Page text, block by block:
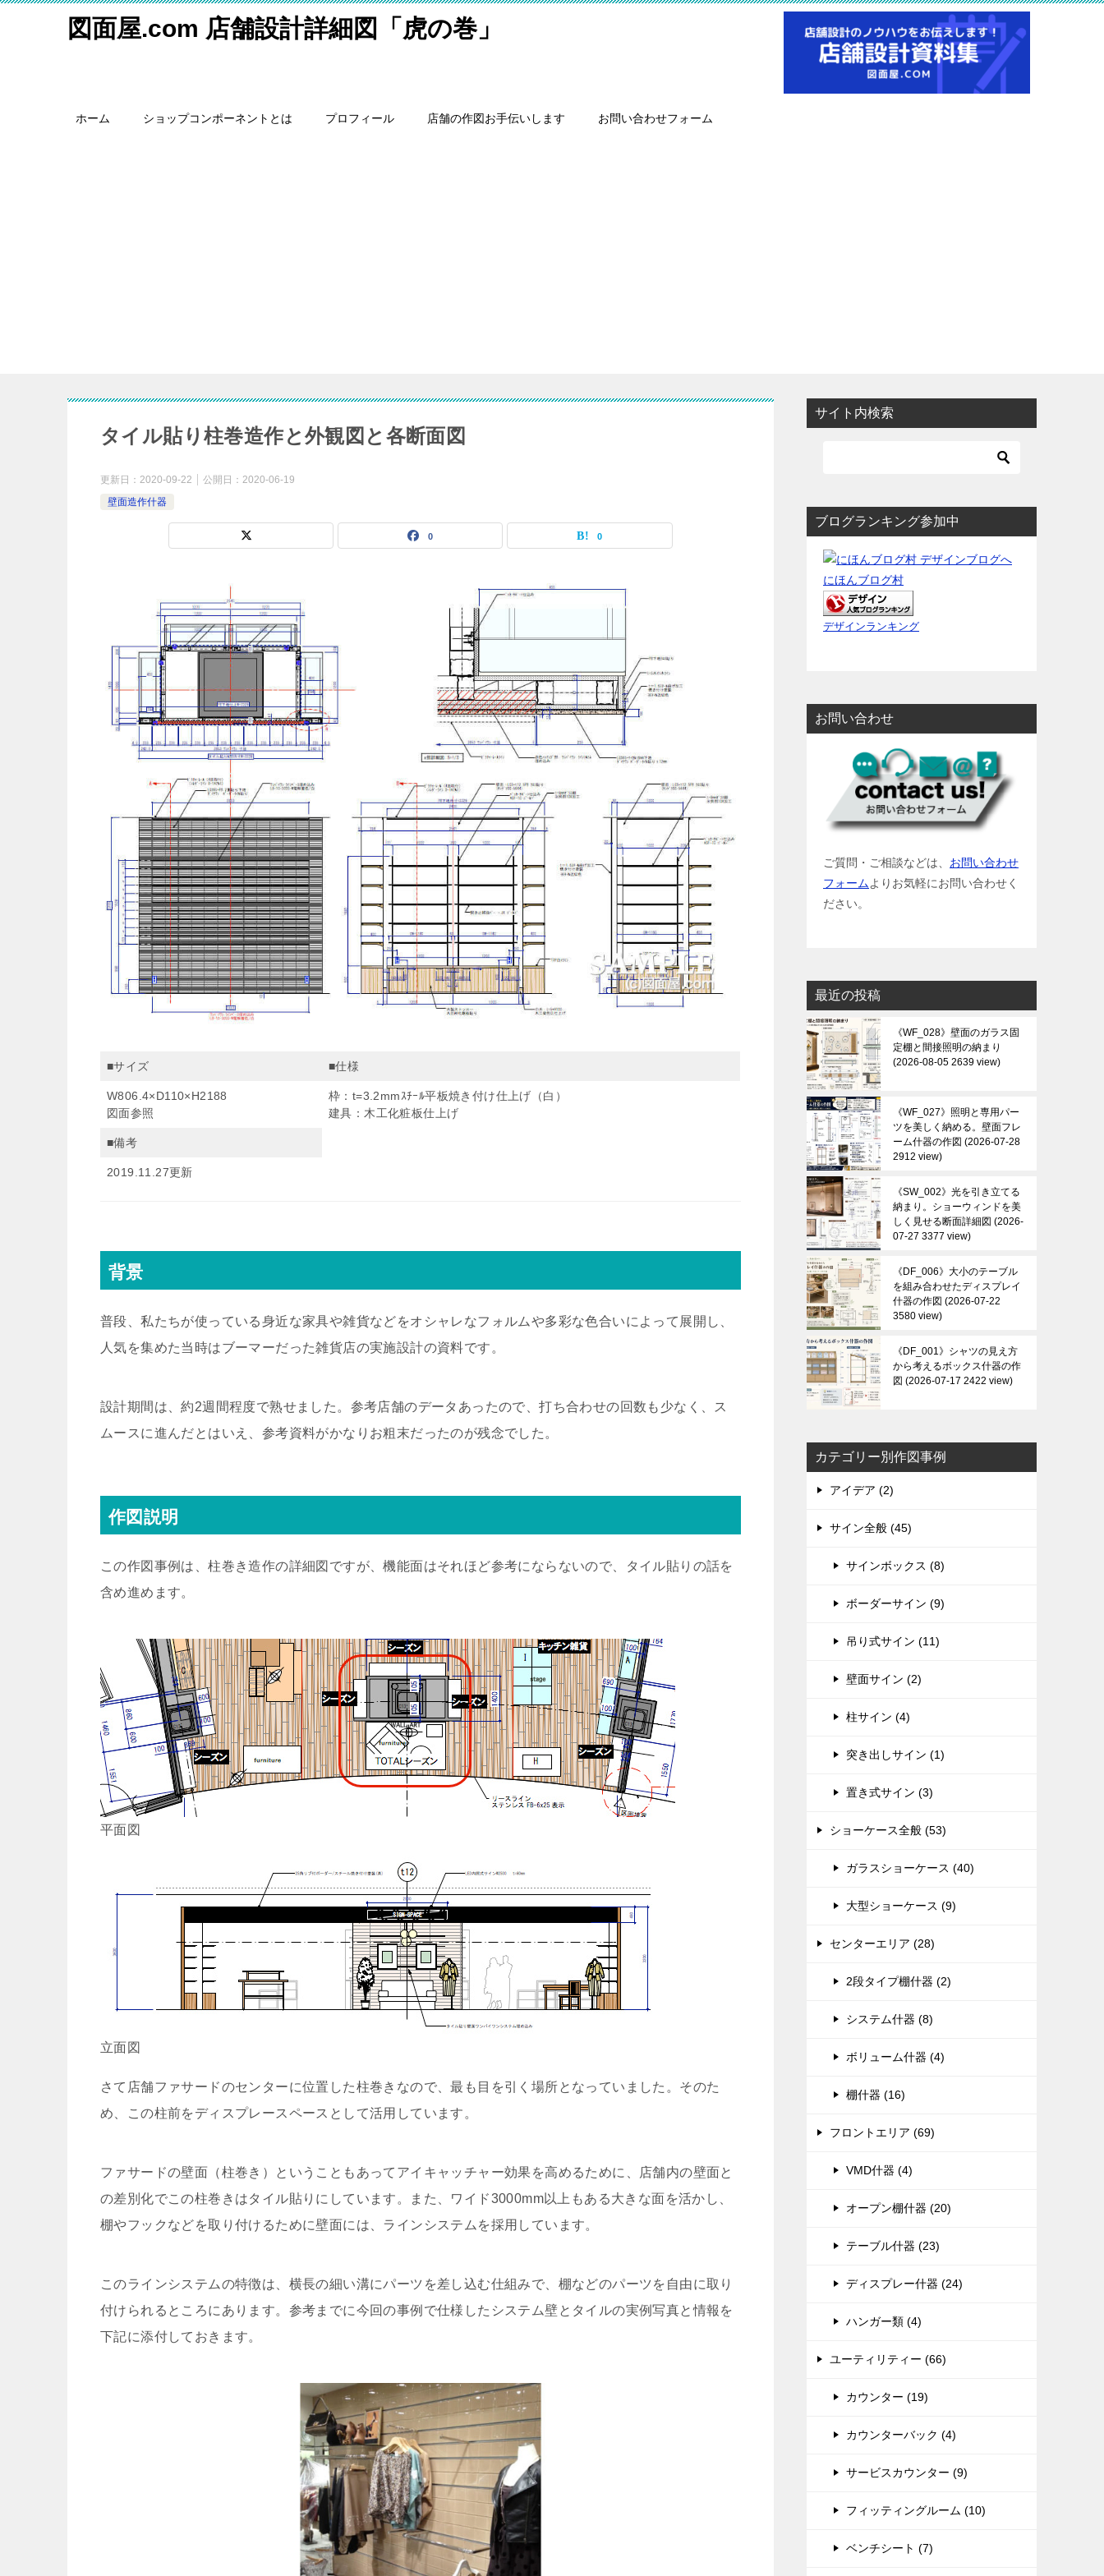
図面屋.com 店舗設計詳細図「虎の巻」
ホーム ショップコンポーネントとは プロフィール 店舗の作図お手伝いします お問い合わせフォーム
タイル貼り柱巻造作と外観図と各断面図
更新日： 2020-09-22 公開日： 2020-06-19
壁面造作什器
0 0
■サイズ ■仕様
W806.4×D110×H2188
図面参照
枠：t=3.2mmｽﾁｰﾙ平板焼き付け仕上げ（白）
建具：木工化粧板仕上げ
■備考
2019.11.27更新
背景
普段、私たちが使っている身近な家具や雑貨などをオシャレなフォルムや多彩な色合いによって展開し、
人気を集めた当時はブーマーだった雑貨店の実施設計の資料です。
設計期間は、約2週間程度で熟せました。参考店舗のデータあったので、打ち合わせの回数も少なく、ス
ムースに進んだとはいえ、参考資料がかなりお粗末だったのが残念でした。
作図説明
この作図事例は、柱巻き造作の詳細図ですが、機能面はそれほど参考にならないので、タイル貼りの話を
含め進めます。
平面図
立面図
さて店舗ファサードのセンターに位置した柱巻きなので、最も目を引く場所となっていました。そのた
め、この柱前をディスプレースペースとして活用しています。
ファサードの壁面（柱巻き）ということもあってアイキャッチャー効果を高めるために、店舗内の壁面と
の差別化でこの柱巻きはタイル貼りにしています。また、ワイド3000mm以上もある大きな面を活かし、
棚やフックなどを取り付けるために壁面には、ラインシステムを採用しています。
このラインシステムの特徴は、横長の細い溝にパーツを差し込む仕組みで、棚などのパーツを自由に取り
付けられるところにあります。参考までに今回の事例で仕様したシステム壁とタイルの実例写真と情報を
下記に添付しておきます。
サイト内検索
ブログランキング参加中
にほんブログ村
デザインランキング
お問い合わせ
ご質問・ご相談などは、 お問い合わせ
フォームよりお気軽にお問い合わせく
ださい。
最近の投稿
《WF_028》壁面のガラス固
定棚と間接照明の納まり
2026-08-05 2639 view
《WF_027》照明と専用パー
ツを美しく納める。壁面フレ
ーム什器の作図
2026-07-28
2912 view
《SW_002》光を引き立てる
納まり。ショーウィンドを美
しく見せる断面詳細図
2026-
07-27 3377 view
《DF_006》大小のテーブル
を組み合わせたディスプレイ
什器の作図
2026-07-22
3580 view
《DF_001》シャツの見え方
から考えるボックス什器の作
図
2026-07-17 2422 view
カテゴリー別作図事例
アイデア (2)
サイン全般 (45)
サインボックス (8)
ボーダーサイン (9)
吊り式サイン (11)
壁面サイン (2)
柱サイン (4)
突き出しサイン (1)
置き式サイン (3)
ショーケース全般 (53)
ガラスショーケース (40)
大型ショーケース (9)
センターエリア (28)
2段タイプ棚什器 (2)
システム什器 (8)
ボリューム什器 (4)
棚什器 (16)
フロントエリア (69)
VMD什器 (4)
オープン棚什器 (20)
テーブル什器 (23)
ディスプレー什器 (24)
ハンガー類 (4)
ユーティリティー (66)
カウンター (19)
カウンターバック (4)
サービスカウンター (9)
フィッティングルーム (10)
ベンチシート (7)